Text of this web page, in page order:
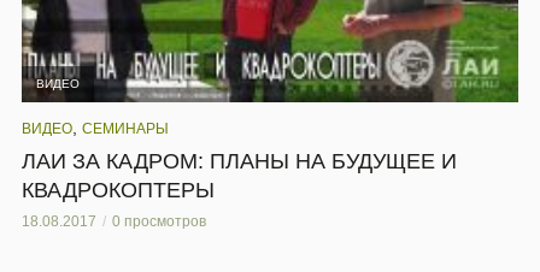
ВИДЕО
ВИДЕО СЕМИНАРЫ
ЛАИ ЗА КАДРОМ: ПЛАНЫ НА БУДУЩЕЕ И
КВАДРОКОПТЕРЫ
18.08.2017 0 просмотров